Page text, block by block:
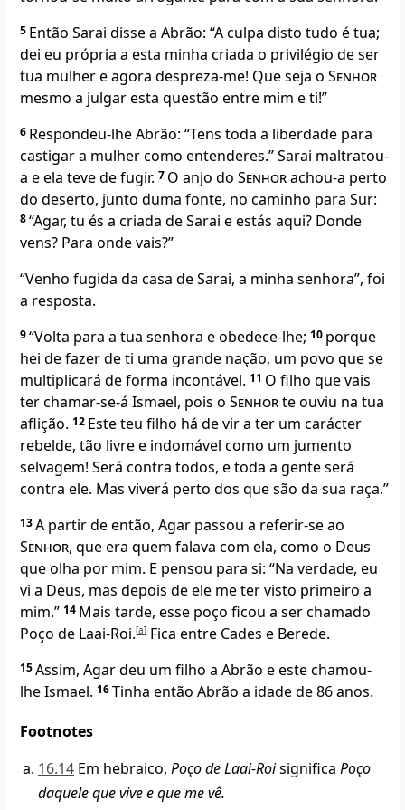
5 Então Sarai disse a Abrão: “A culpa disto tudo é tua;
dei eu própria a esta minha criada o privilégio de ser
tua mulher e agora despreza-me! Que seja o Senhor
mesmo a julgar esta questão entre mim e ti!”
6 Respondeu-lhe Abrão: “Tens toda a liberdade para
castigar a mulher como entenderes.” Sarai maltratou-
a e ela teve de fugir. 7 O anjo do Senhorachou-a perto
do deserto, junto duma fonte, no caminho para Sur:
8“Agar, tu és a criada de Sarai e estás aqui? Donde
vens? Para onde vais?”
“Venho fugida da casa de Sarai, a minha senhora”, foi
a resposta.
9“Volta para a tua senhora e obedece-lhe; 10 porque
hei de fazer de ti uma grande nação, um povo que se
multiplicará de forma incontável. 11 O filho que vais
ter chamar-se-á Ismael, pois o Senhorte ouviu na tua
aflição. 12 Este teu filho há de vir a ter um carácter
rebelde, tão livre e indomável como um jumento
selvagem! Será contra todos, e toda a gente será
contra ele. Mas viverá perto dos que são da sua raça.”
13A partir de então, Agar passou a referir-se ao
Senhor, que era quem falava com ela, como o Deus
que olha por mim. E pensou para si: “Na verdade, eu
vi a Deus, mas depois de ele me ter visto primeiro a
mim.” 14 Mais tarde, esse poço ficou a ser chamado
Poço de Laai-Roi.[a] Fica entre Cades e Berede.
15Assim, Agar deu um filho a Abrão e este chamou-
lhe Ismael. 16Tinha então Abrão a idade de 86 anos.
Footnotes
16.14 Em hebraico, Poço de Laai-Roisignifica Poço
daquele que vive e que me vê.